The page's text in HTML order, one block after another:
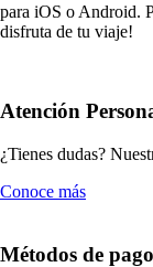
para iOS o Android.
disfruta de tu viaje!
Atención
¿Tienes dudas?
Conoce más
Métodos de